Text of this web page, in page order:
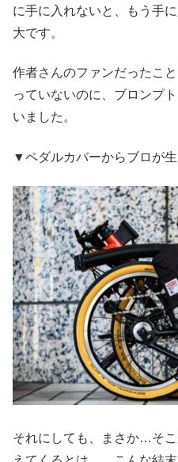
に手に入れないと、もう手
大です。
作者さんのファンだったこ
っていないのに、ブロンプ
いました。
▼ペダルカバーからブロが生
それにしても、まさか…そ